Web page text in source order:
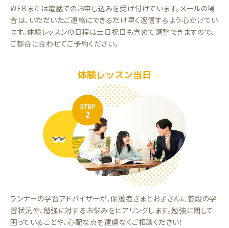
WEBまたは電話でのお申し込みを受け付けています。メールの場
合は、いただいたご連絡にできるだけ早く返信するよう心がけてい
ます。体験レッスンの日程は土日祝日も含めて調整できますので、
ご都合に合わせてご予約ください。
体験レッスン当日
ランナーの学習アドバイザーが、保護者さまとお子さんに普段の学
習状況や、勉強に対するお悩みをヒアリングします。勉強に関して
困っていることや、心配な点を遠慮なくご相談ください！